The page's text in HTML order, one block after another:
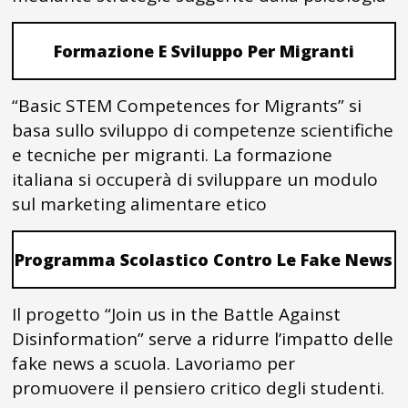
Formazione E Sviluppo Per Migranti
“Basic STEM Competences for Migrants” si
basa sullo sviluppo di competenze scientifiche
e tecniche per migranti. La formazione
italiana si occuperà di sviluppare un modulo
sul marketing alimentare etico
Programma Scolastico Contro Le Fake News
Il progetto “Join us in the Battle Against
Disinformation” serve a ridurre l’impatto delle
fake news a scuola. Lavoriamo per
promuovere il pensiero critico degli studenti.